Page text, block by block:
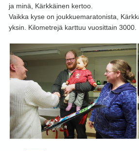
ja minä, Kärkkäinen kertoo.
Vaikka kyse on joukkuemaratonista,
yksin. Kilometrejä karttuu vuosittain 3000.